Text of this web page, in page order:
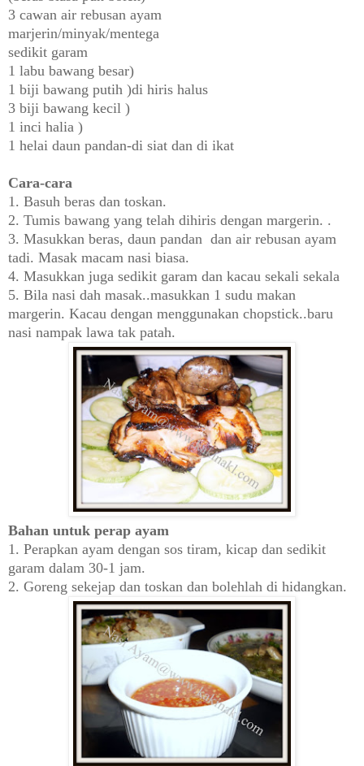
3 cawan air rebusan ayam
marjerin/minyak/mentega
sedikit garam
1 labu bawang besar)
1 biji bawang putih )di hiris halus
3 biji bawang kecil )
1 inci halia )
1 helai daun pandan-di siat dan di ikat
Cara-cara
1. Basuh beras dan toskan.
2. Tumis bawang yang telah dihiris dengan margerin. .
3. Masukkan beras, daun pandan dan air rebusan ayam
tadi. Masak macam nasi biasa.
4. Masukkan juga sedikit garam dan kacau sekali sekala
5. Bila nasi dah masak..masukkan 1 sudu makan
margerin. Kacau dengan menggunakan chopstick..baru
nasi nampak lawa tak patah.
Bahan untuk perap ayam
1. Perapkan ayam dengan sos tiram, kicap dan sedikit
garam dalam 30-1 jam.
2. Goreng sekejap dan toskan dan bolehlah di hidangkan.